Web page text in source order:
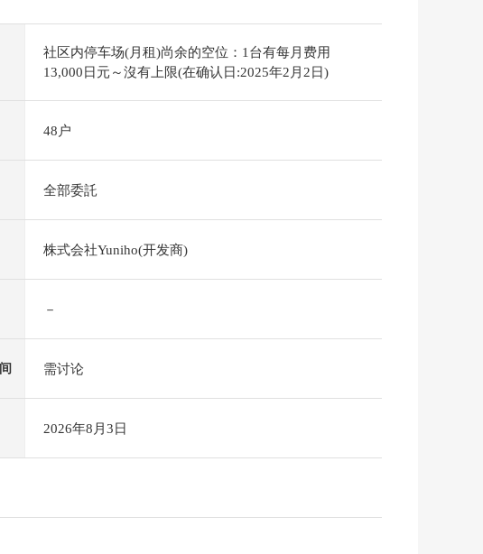
社区内停车场(月租)尚余的空位：1台有每月费用
13,000日元～沒有上限(在确认日:2025年2月2日)
48户
全部委託
株式会社Yuniho(开发商)
－
需讨论
2026年8月3日